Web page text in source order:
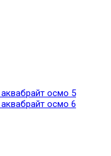
осмо 5
осмо 6